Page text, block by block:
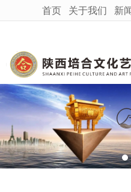
首页 关于我们 新
首页 关于我们 工作动态 活动新闻 留言反馈